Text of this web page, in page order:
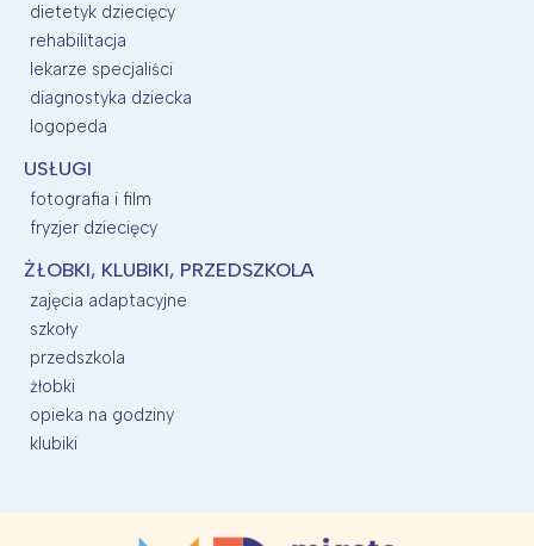
dietetyk dziecięcy
rehabilitacja
lekarze specjaliści
diagnostyka dziecka
logopeda
USŁUGI
fotografia i film
fryzjer dziecięcy
ŻŁOBKI, KLUBIKI, PRZEDSZKOLA
zajęcia adaptacyjne
szkoły
przedszkola
żłobki
opieka na godziny
klubiki